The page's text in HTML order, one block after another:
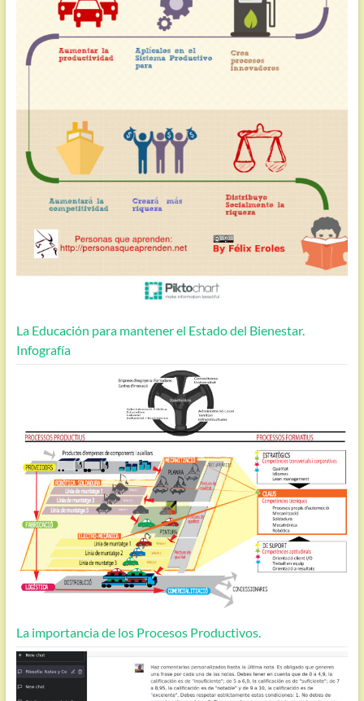
La Educación para mantener el Estado del Bienestar.
Infografía
La importancia de los Procesos Productivos.